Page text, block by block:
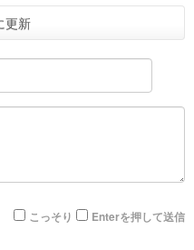
更新
こっそり Enterを押して送信